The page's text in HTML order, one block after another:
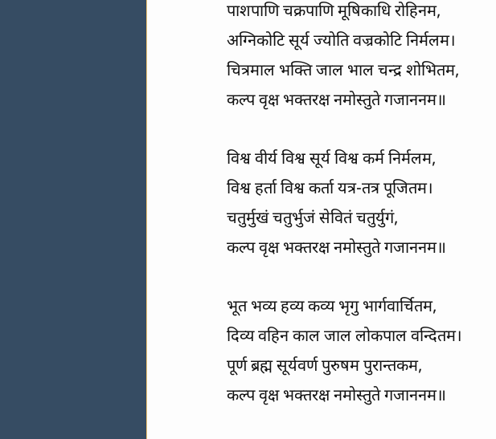
पाशपाणि चक्रपाणि मूषिकाधि रोहिनम,
अग्निकोटि सूर्य ज्योति वज्रकोटि निर्मलम।
चित्रमाल भक्ति जाल भाल चन्द्र शोभितम,
कल्प वृक्ष भक्तरक्ष नमोस्तुते गजाननम॥
विश्व वीर्य विश्व सूर्य विश्व कर्म निर्मलम,
विश्व हर्ता विश्व कर्ता यत्र-तत्र पूजितम।
चतुर्मुखं चतुर्भुजं सेवितं चतुर्युगं,
कल्प वृक्ष भक्तरक्ष नमोस्तुते गजाननम॥
भूत भव्य हव्य कव्य भृगु भार्गवार्चितम,
दिव्य वहिन काल जाल लोकपाल वन्दितम।
पूर्ण ब्रह्म सूर्यवर्ण पुरुषम पुरान्तकम,
कल्प वृक्ष भक्तरक्ष नमोस्तुते गजाननम॥